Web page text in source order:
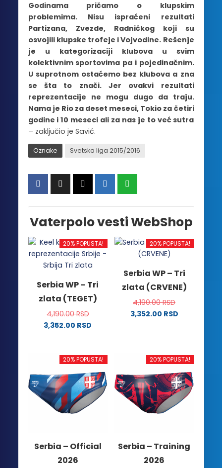
Godinama pričamo o klupskim
problemima. Nisu ispraćeni rezultati
Partizana, Zvezde, Radničkog koji su
osvojili klupske trofeje i Vojvodine. Rešenje
je u kategorizaciji klubova u svim
kolektivnim sportovima pa i pojedinačnim.
U suprotnom ostaćemo bez klubova a zna
se šta to znači. Jer ovakvi rezultati
reprezentacije ne mogu dugo da traju.
Nama je Rio za deset meseci, Tokio za četiri
godine i 10 meseci ali za nas je to već sutra
– zaključio je Savić.
Oznake Svetska liga 2015/2016
Vaterpolo vesti WebShop
20% POPUSTA!
Serbia WP – Tri
zlata (TEGET)
4,190.00RSD
3,352.00 RSD
ima
varijanti.
Opcije
mogu
biti
stranici
proizvoda.
20% POPUSTA!
Serbia WP – Tri
zlata (CRVENE)
4,190.00RSD
3,352.00 RSD
više
varijanti.
Opcije
mogu
biti
izabrane
proizvoda.
20% POPUSTA!
Serbia – Official
2026
20% POPUSTA!
Serbia – Training
2026